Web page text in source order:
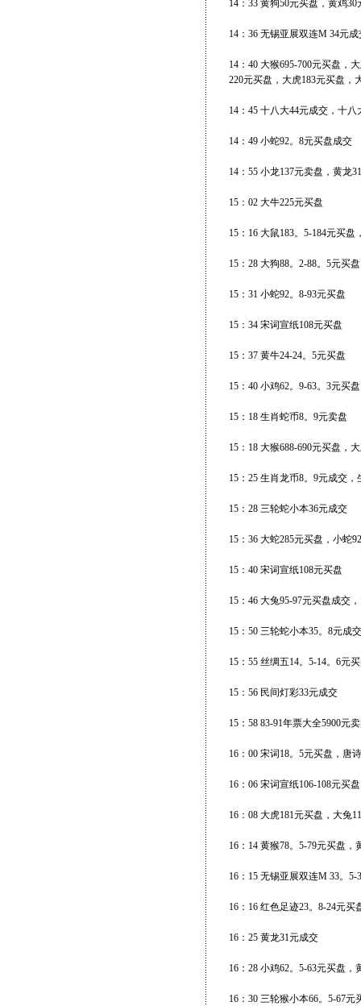
14：33 黄狗50元买盘，黄鸡30
14：36 无锡亚展双连M 34元成
14：40 大猴695-700元买盘，
220元买盘，大虎183元买盘，
14：45 十八大44元成交，十
14：49 小蛇92。8元买盘成交
14：55 小龙137元卖盘，黄龙
15：02 大牛225元买盘
15：16 大鼠183。5-184元买
15：28 大狗88。2-88。5元买盘
15：31 小蛇92。8-93元买盘
15：34 宋词宣纸108元买盘
15：37 黄牛24-24。5元买盘
15：40 小鸡62。9-63。3元买盘
15：18 生肖蛇币8。9元卖盘
15：18 大猴688-690元买盘，
15：25 生肖龙币8。9元成交
15：28 三轮蛇小本36元成交
15：36 大蛇285元买盘，小蛇
15：40 宋词宣纸108元买盘
15：46 大兔95-97元买盘成交
15：50 三轮蛇小本35。8元成
15：55 丝绸五14。5-14。6元
15：56 民间灯彩33元成交
15：58 83-91年票大全5900元
16：00 宋词18。5元买盘，唐
16：06 宋词宣纸106-108元买盘
16：08 大虎181元买盘，大兔
16：14 黄猴78。5-79元买盘
16：15 无锡亚展双连M 33。5-
16：16 红色足迹23。8-24元买
16：25 黄龙31元成交
16：28 小鸡62。5-63元买盘
16：30 三轮猴小本66。5-67